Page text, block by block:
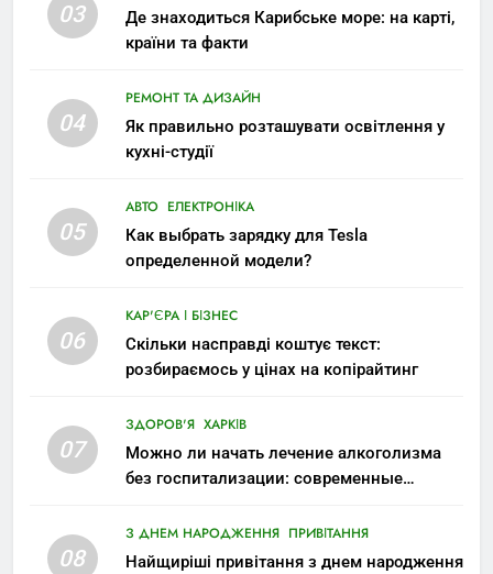
03
Де знаходиться Карибське море: на карті,
країни та факти
04
РЕМОНТ ТА ДИЗАЙН
Як правильно розташувати освітлення у
кухні-студії
05
АВТО ЕЛЕКТРОНІКА
Как выбрать зарядку для Tesla
определенной модели?
06
КАР'ЄРА І БІЗНЕС
Скільки насправді коштує текст:
розбираємось у цінах на копірайтинг
07
ЗДОРОВ'Я ХАРКІВ
Можно ли начать лечение алкоголизма
без госпитализации: современные
08
З ДНЕМ НАРОДЖЕННЯ ПРИВІТАННЯ
Найщиріші привітання з днем народження